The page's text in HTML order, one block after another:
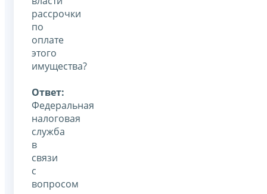
рассрочки
по
оплате
этого
имущества?
Ответ:
Федеральная
налоговая
служба
в
связи
с
вопросом